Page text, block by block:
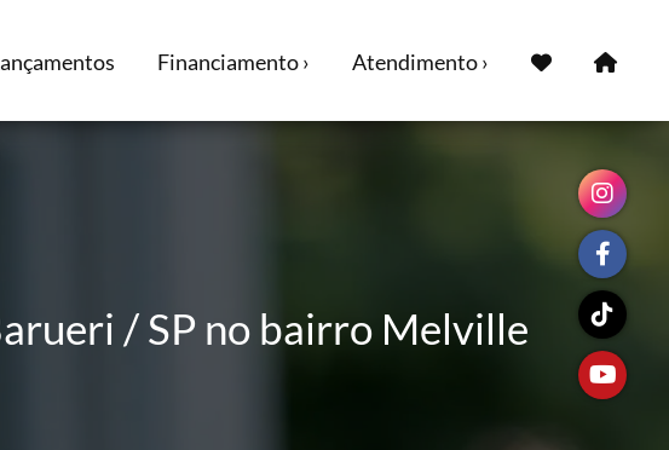
Financiamento › Atendimento ›
/ SP no bairro Melville